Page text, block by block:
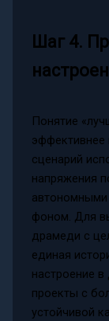
Шаг 4.
Понятие
эффективнее
сценарий
напряжения
фоном. Для
драмеди с
единая
настроение в
проекты с
устойчивой